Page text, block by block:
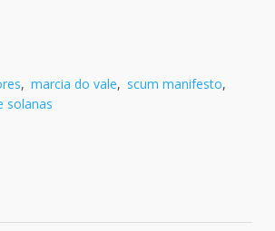
, marcia do vale, scum manifesto,
solanas